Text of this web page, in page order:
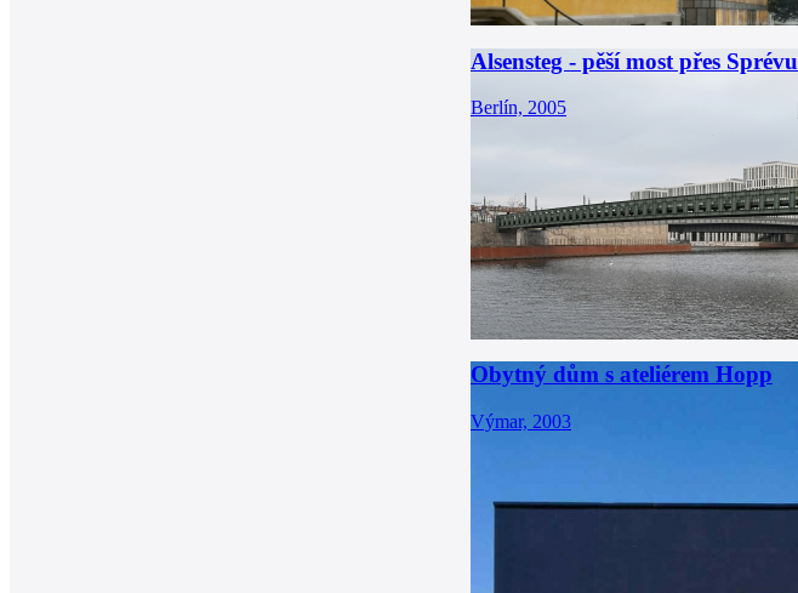
Alsensteg - pěší most přes Sprévu
Berlín, 2005
Obytný dům s ateliérem Hopp
Výmar, 2003